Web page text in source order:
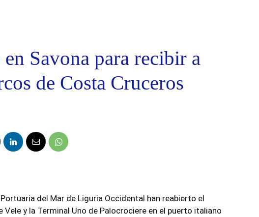
Savona para recibir a
de Costa Cruceros
del Mar de Liguria Occidental han reabierto el
Vele y la Terminal Uno de Palocrociere en el puerto italiano